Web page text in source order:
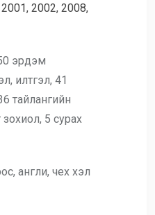
2002, 2008,
эрдэм
илтгэл, 41
тайлангийн
5 сурах
англи, чех хэл